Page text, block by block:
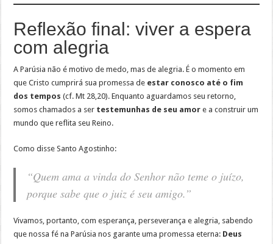
Reflexão final: viver a espera
com alegria
A Parúsia não é motivo de medo, mas de alegria. É o momento em
que Cristo cumprirá sua promessa de estar conosco até o fim
dos tempos (cf. Mt 28,20). Enquanto aguardamos seu retorno,
somos chamados a ser testemunhas de seu amor e a construir um
mundo que reflita seu Reino.
Como disse Santo Agostinho:
“Quem ama a vinda do Senhor não teme o juízo,
porque sabe que o juiz é seu amigo.”
Vivamos, portanto, com esperança, perseverança e alegria, sabendo
que nossa fé na Parúsia nos garante uma promessa eterna: Deus